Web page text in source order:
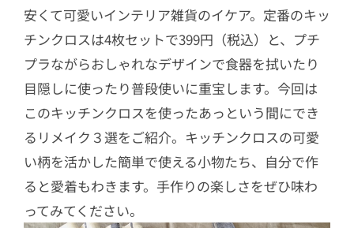
安くて可愛いインテリア雑貨のイケア。定番のキッ
チンクロスは4枚セットで399円（税込）と、プチ
プラながらおしゃれなデザインで食器を拭いたり
目隠しに使ったり普段使いに重宝します。今回は
このキッチンクロスを使ったあっという間にでき
るリメイク３選をご紹介。キッチンクロスの可愛
い柄を活かした簡単で使える小物たち、自分で作
ると愛着もわきます。手作りの楽しさをぜひ味わ
ってみてください。